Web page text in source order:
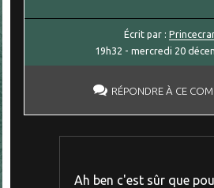
Écrit par :
19h32 -mercredi 20
RÉPONDRE À CE
Ah ben c'est sûr que